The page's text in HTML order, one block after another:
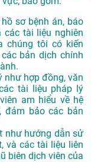
sơ bệnh án, báo
các tài liệu nghiên
chúng tôi có kiến
bản dịch chính
như hợp đồng, văn
tài liệu pháp lý
am hiểu về hệ
đảm bảo các bản
như hướng dẫn sử
và các tài liệu liên
biên dịch viên của